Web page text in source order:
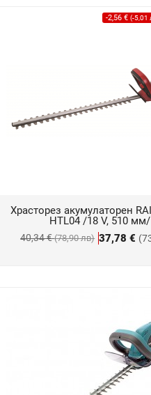
Храсторез акумулаторен
HTL04 /18 V, 510 мм/
37,78 €
-2,56 € (-5,01
40,34 €(78,90 лв)